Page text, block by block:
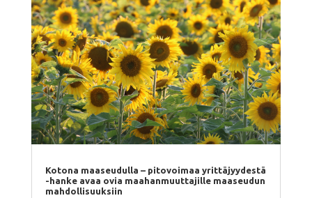
Kotona maaseudulla – pitovoimaa yrittäjyydestä
-hanke avaa ovia maahanmuuttajille maaseudun
mahdollisuuksiin